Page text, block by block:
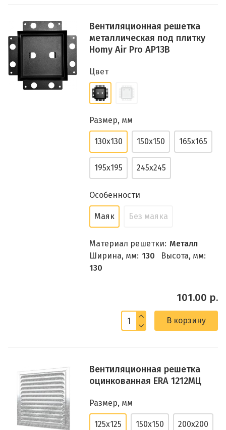
Вентиляционная решетка
металлическая под плитку
Homy Air Pro AP13B
Цвет
Размер, мм
130х130 150х150 165х165
195х195 245х245
Особенности
Маяк Без маяка
Материал решетки: Металл
Ширина, мм: 130
Высота, мм:
130
101.00 р.
В корзину
Вентиляционная решетка
оцинкованная ERA 1212МЦ
Размер, мм
125x125 150x150 200x200